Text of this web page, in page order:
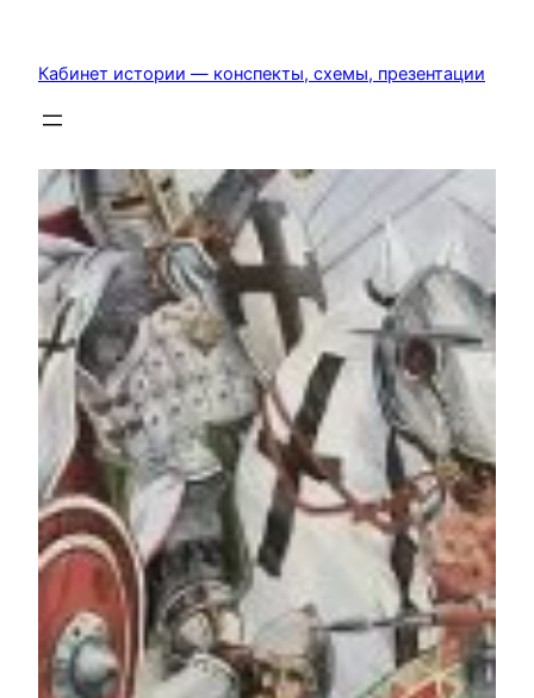
содержимому
Кабинет истории — конспекты, схемы, презентации